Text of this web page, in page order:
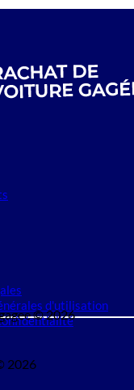
d'utilisation
© 2026
2026